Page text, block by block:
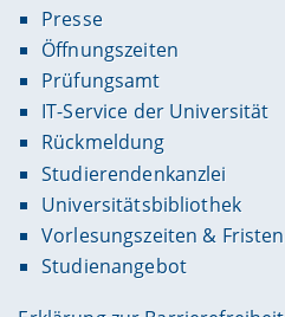
Presse
Öffnungszeiten
Prüfungsamt
IT-Service der Universität
Rückmeldung
Studierendenkanzlei
Universitätsbibliothek
Vorlesungszeiten & Fristen
Studienangebot